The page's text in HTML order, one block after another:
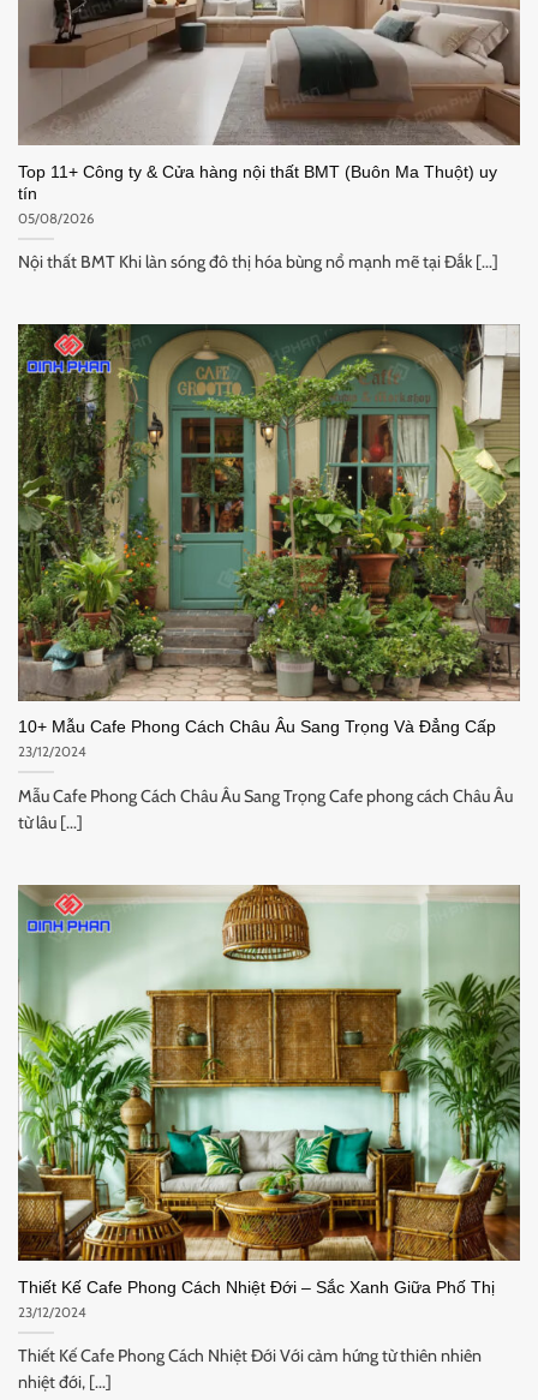
Top 11+ Công ty & Cửa hàng nội thất BMT (Buôn Ma Thuột) uy
tín
05/08/2026
Nội thất BMT Khi làn sóng đô thị hóa bùng nổ mạnh mẽ tại Đắk [...]
10+ Mẫu Cafe Phong Cách Châu Âu Sang Trọng Và Đẳng Cấp
23/12/2024
Mẫu Cafe Phong Cách Châu Âu Sang Trọng Cafe phong cách Châu Âu
từ lâu [...]
Thiết Kế Cafe Phong Cách Nhiệt Đới – Sắc Xanh Giữa Phố Thị
23/12/2024
Thiết Kế Cafe Phong Cách Nhiệt Đới Với cảm hứng từ thiên nhiên
nhiệt đới, [...]